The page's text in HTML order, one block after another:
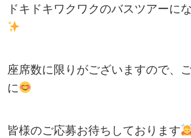
ドキドキワクワクのバスツアーに
座席数に限りがございますので、
に
皆様のご応募お待ちしております